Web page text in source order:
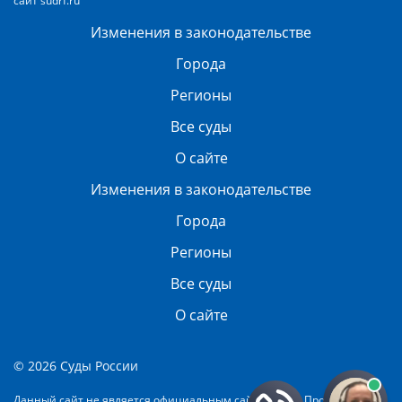
Изменения в законодательстве
Города
Регионы
Все суды
О сайте
Изменения в законодательстве
Города
Регионы
Все суды
О сайте
© 2026 Суды России